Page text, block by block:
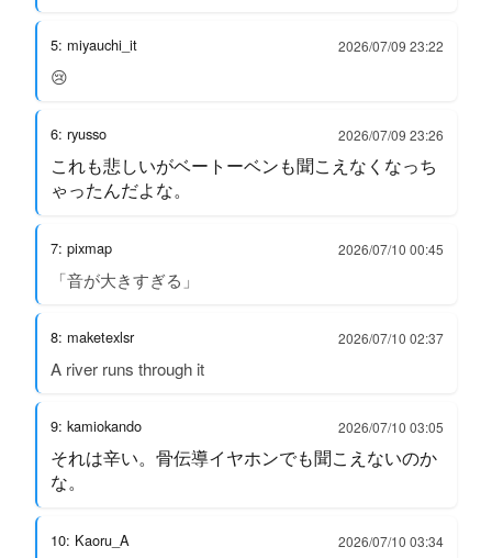
5: miyauchi_it 2026/07/09 23:22
😢
6: ryusso 2026/07/09 23:26
これも悲しいがベートーベンも聞こえなくなっち
ゃったんだよな。
7: pixmap 2026/07/10 00:45
「音が大きすぎる」
8: maketexlsr 2026/07/10 02:37
A river runs through it
9: kamiokando 2026/07/10 03:05
それは辛い。骨伝導イヤホンでも聞こえないのか
な。
10: Kaoru_A 2026/07/10 03:34